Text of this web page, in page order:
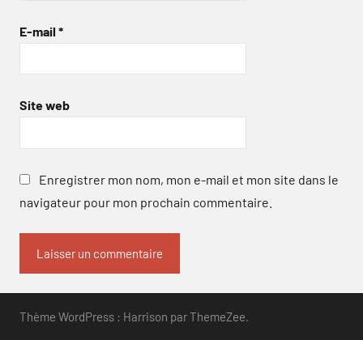
E-mail *
Site web
Enregistrer mon nom, mon e-mail et mon site dans le
navigateur pour mon prochain commentaire.
Thème WordPress : Harrison par ThemeZee.